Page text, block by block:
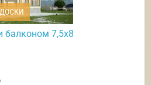
балконом 7,5х8